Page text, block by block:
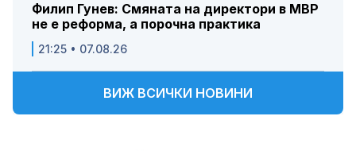
Филип Гунев: Смяната на директори в МВР
не е реформа, а порочна практика
21:25 • 07.08.26
ВИЖ ВСИЧКИ НОВИНИ